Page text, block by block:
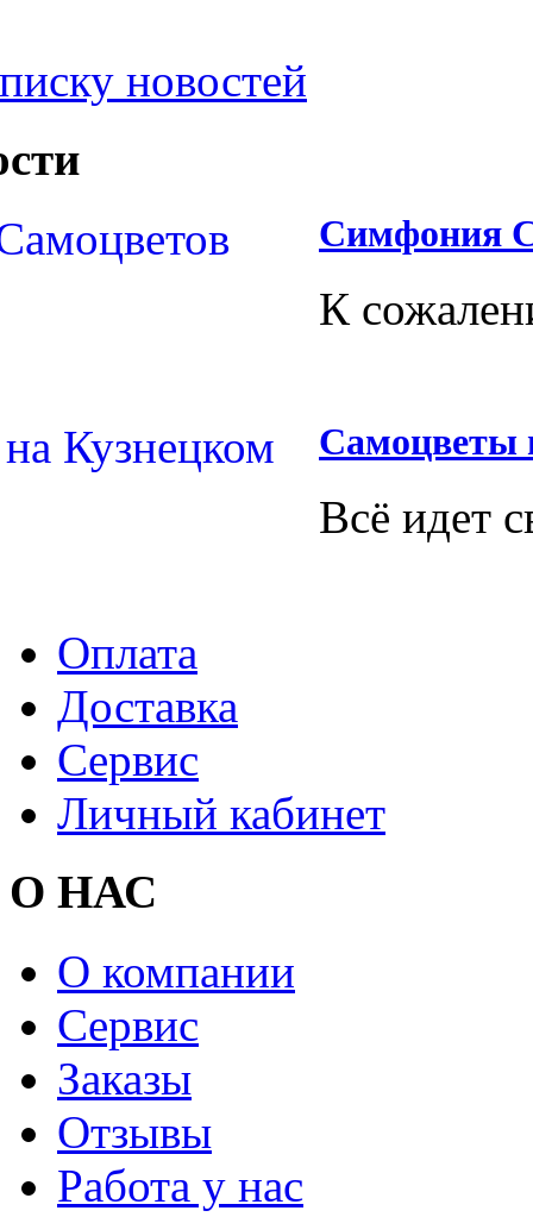
новостей
Симфония
К
Самоцветы
Всё идет
Оплата
Доставка
Сервис
Личный кабинет
О НАС
О компании
Сервис
Заказы
Отзывы
Работа у нас